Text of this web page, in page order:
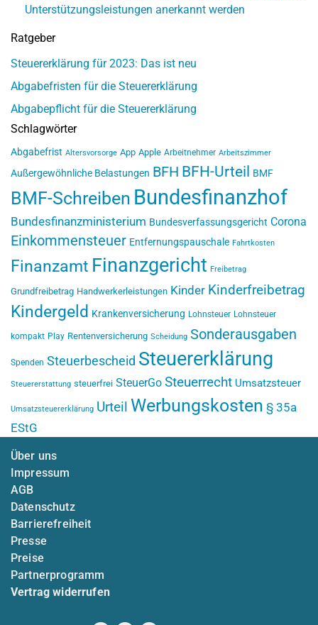
Unterstützungsleistungen anerkannt werden
Ratgeber
Steuererklärung für 2023: Das ist neu
Abgabefristen für die Steuererklärung
Abgabepflicht für die Steuererklärung
Schlagwörter
Abgabefrist Altersvorsorge App Apple Arbeitnehmer Arbeitszimmer
Außergewöhnliche Belastungen BFH BFH-Urteil BMF
BMF-Schreiben Bundesfinanzhof
Bundesfinanzministerium Bundesverfassungsgericht Corona
Einkommensteuer Entfernungspauschale Fahrtkosten
Finanzamt Finanzgericht Freibetrag
Grundfreibetrag Handwerkerleistungen Kinder Kinderfreibetrag
Kindergeld Krankenversicherung Lohnsteuer Lohnsteuer
kompakt Play Rentenversicherung Scheidung Sonderausgaben
Spenden Steuerbescheid Steuererklärung
Steuererstattung steuerfrei SteuerGo Steuerrecht Umsatzsteuer
Umsatzsteuererklärung Urteil Werbungskosten § 35a
EStG
Über uns
Impressum
AGB
Datenschutz
Barrierefreiheit
Presse
Preise
Partnerprogramm
Vertrag widerrufen